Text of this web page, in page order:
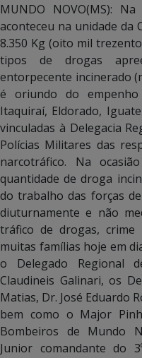
MUNDO NOVO(MS):
aconteceu na unidade da
8.350 Kg (oito mil
tipos de drogas
entorpecente incinerado
é oriundo do
Itaquiraí, Eldorado,
vinculadas à Delegacia
Polícias Militares das
narcotráfico. Na
quantidade de droga
do trabalho das forças
diuturnamente e não
tráfico de drogas, crime
muitas famílias hoje em
o Delegado Regional
Claudineis Galinari, os
Matias, Dr. José Eduardo
bem como o Major
Bombeiros de Mundo
Junior comandante do